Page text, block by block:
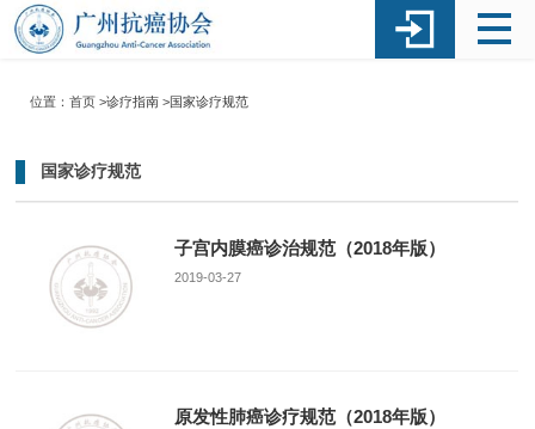
位置：首页 >诊疗指南>国家诊疗规范
国家诊疗规范
子宫内膜癌诊治规范（2018年版）
2019-03-27
原发性肺癌诊疗规范（2018年版）